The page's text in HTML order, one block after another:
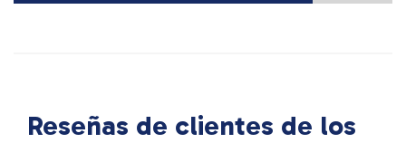
Reseñas de clientes de los